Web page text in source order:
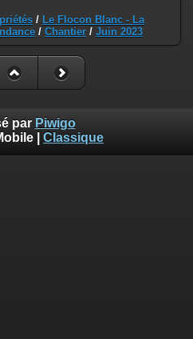
/ Le Flocon Blanc - La
/ Chantier / Juin 2023
par Piwigo
Classique